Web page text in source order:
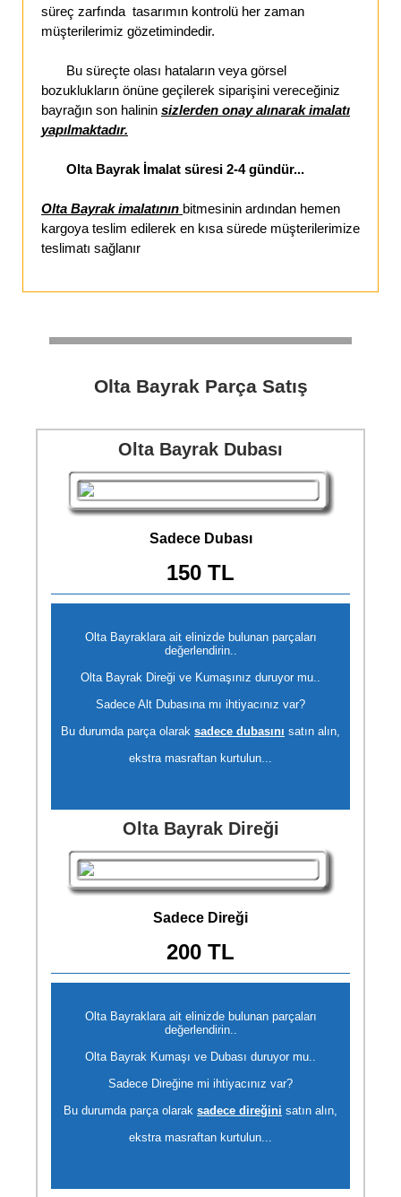
süreç zarfında tasarımın kontrolü her zaman
müşterilerimiz gözetimindedir.
Bu süreçte olası hataların veya görsel
bozuklukların önüne geçilerek siparişini vereceğiniz
bayrağın son halinin sizlerden onay alınarak imalatı
yapılmaktadır.
Olta Bayrak İmalat süresi 2-4 gündür...
Olta Bayrak imalatının bitmesinin ardından hemen
kargoya teslim edilerek en kısa sürede müşterilerimize
teslimatı sağlanır
Olta Bayrak Parça Satış
Olta Bayrak Dubası
Sadece Dubası
150 TL
Olta Bayraklara ait elinizde bulunan parçaları
değerlendirin..
Olta Bayrak Direği ve Kumaşınız duruyor mu..
Sadece Alt Dubasına mı ihtiyacınız var?
Bu durumda parça olarak sadece dubasını satın alın,
ekstra masraftan kurtulun...
Olta Bayrak Direği
Sadece Direği
200 TL
Olta Bayraklara ait elinizde bulunan parçaları
değerlendirin..
Olta Bayrak Kumaşı ve Dubası duruyor mu..
Sadece Direğine mi ihtiyacınız var?
Bu durumda parça olarak sadece direğini satın alın,
ekstra masraftan kurtulun...